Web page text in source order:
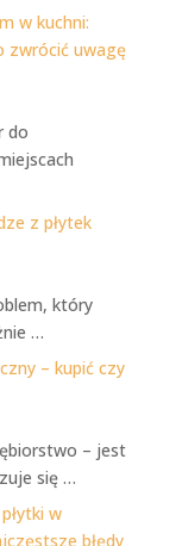
w kuchni:
zwrócić uwagę
do
z płytek
który
…
– kupić czy
– jest
się …
w
błędy